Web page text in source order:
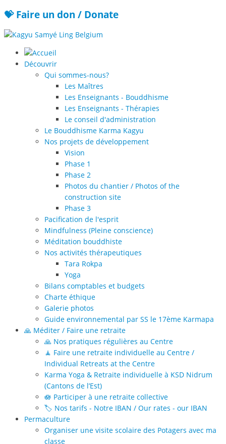
💝 Faire un don / Donate
Découvrir
Qui sommes-nous?
Les Maîtres
Les Enseignants - Bouddhisme
Les Enseignants - Thérapies
Le conseil d'administration
Le Bouddhisme Karma Kagyu
Nos projets de développement
Vision
Phase 1
Phase 2
Photos du chantier / Photos of the
construction site
Phase 3
Pacification de l'esprit
Mindfulness (Pleine conscience)
Méditation bouddhiste
Nos activités thérapeutiques
Tara Rokpa
Yoga
Bilans comptables et budgets
Charte éthique
Galerie photos
Guide environnemental par SS le 17ème Karmapa
🙏 Méditer / Faire une retraite
🙏 Nos pratiques régulières au Centre
🧘 Faire une retraite individuelle au Centre /
Individual Retreats at the Centre
Karma Yoga & Retraite individuelle à KSD Nidrum
(Cantons de l’Est)
🪷 Participer à une retraite collective
🏷️ Nos tarifs - Notre IBAN / Our rates - our IBAN
Permaculture
Organiser une visite scolaire des Potagers avec ma
classe